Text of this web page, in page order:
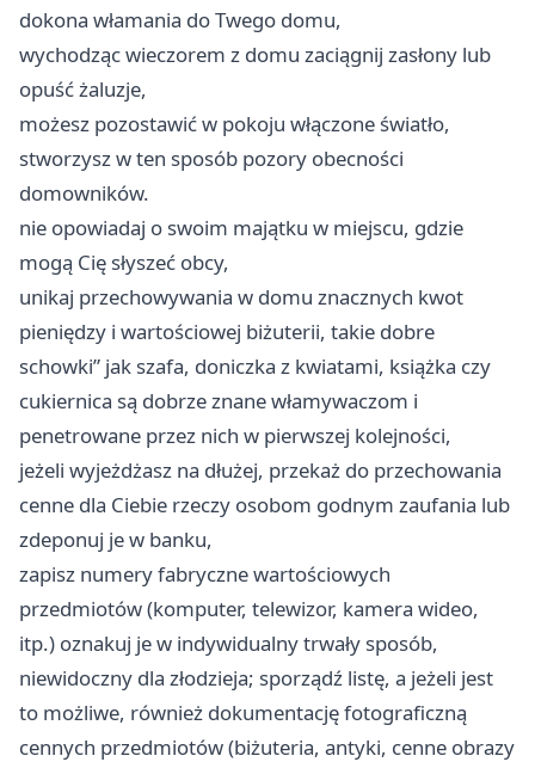
dokona włamania do Twego domu,
wychodząc wieczorem z domu zaciągnij zasłony lub
opuść żaluzje,
możesz pozostawić w pokoju włączone światło,
stworzysz w ten sposób pozory obecności
domowników.
nie opowiadaj o swoim majątku w miejscu, gdzie
mogą Cię słyszeć obcy,
unikaj przechowywania w domu znacznych kwot
pieniędzy i wartościowej biżuterii, takie dobre
schowki” jak szafa, doniczka z kwiatami, książka czy
cukiernica są dobrze znane włamywaczom i
penetrowane przez nich w pierwszej kolejności,
jeżeli wyjeżdżasz na dłużej, przekaż do przechowania
cenne dla Ciebie rzeczy osobom godnym zaufania lub
zdeponuj je w banku,
zapisz numery fabryczne wartościowych
przedmiotów (komputer, telewizor, kamera wideo,
itp.) oznakuj je w indywidualny trwały sposób,
niewidoczny dla złodzieja; sporządź listę, a jeżeli jest
to możliwe, również dokumentację fotograficzną
cennych przedmiotów (biżuteria, antyki, cenne obrazy